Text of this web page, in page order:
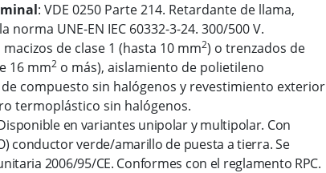
: VDE 0250 Parte 214. Retardante de llama,
norma UNE-EN IEC 60332-3-24. 300/500 V.
de clase 1 (hasta 10 mm2) o trenzados de
16 mm2 o más), aislamiento de polietileno
de compuesto sin halógenos y revestimiento exterior
termoplástico sin halógenos.
en variantes unipolar y multipolar. Con
conductor verde/amarillo de puesta a tierra. Se
2006/95/CE. Conformes con el reglamento RPC.